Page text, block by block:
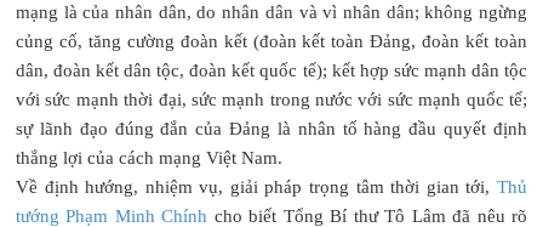
mạng là của nhân dân, do nhân dân và vì nhân dân; không ngừng
củng cố, tăng cường đoàn kết (đoàn kết toàn Đảng, đoàn kết toàn
dân, đoàn kết dân tộc, đoàn kết quốc tế); kết hợp sức mạnh dân tộc
với sức mạnh thời đại, sức mạnh trong nước với sức mạnh quốc tế;
sự lãnh đạo đúng đắn của Đảng là nhân tố hàng đầu quyết định
thắng lợi của cách mạng Việt Nam.
Về định hướng, nhiệm vụ, giải pháp trọng tâm thời gian tới, Thủ
tướng Phạm Minh Chính cho biết Tổng Bí thư Tô Lâm đã nêu rõ